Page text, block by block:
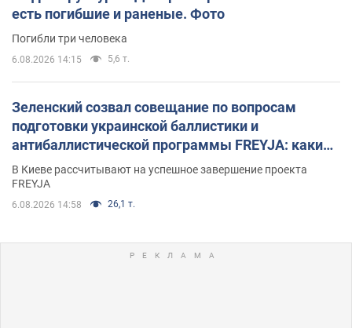
есть погибшие и раненые. Фото
Погибли три человека
6.08.2026 14:15 5,6 т.
Зеленский созвал совещание по вопросам
подготовки украинской баллистики и
антибаллистической программы FREYJA: какие
решения готовятся
В Киеве рассчитывают на успешное завершение проекта
FREYJA
6.08.2026 14:58 26,1 т.